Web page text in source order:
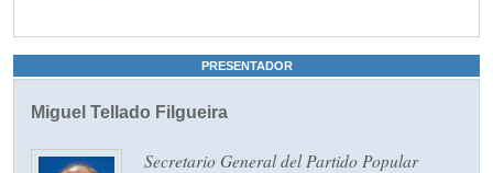
PRESENTADOR
Miguel Tellado Filgueira
Secretario General del Partido Popular